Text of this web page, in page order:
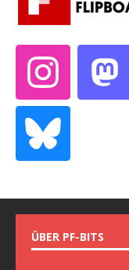
ÜBER PF-BITS